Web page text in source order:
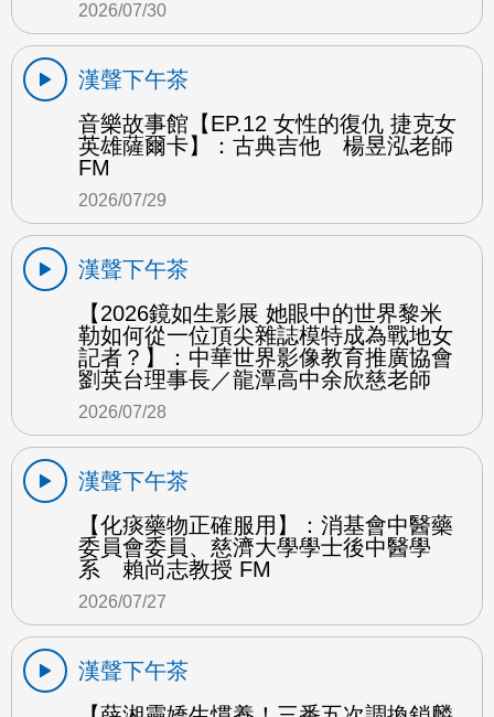
2026/07/30
漢聲下午茶
音樂故事館【EP.12 女性的復仇 捷克女
英雄薩爾卡】：古典吉他 楊昱泓老師
FM
2026/07/29
漢聲下午茶
【2026鏡如生影展 她眼中的世界黎米
勒如何從一位頂尖雜誌模特成為戰地女
記者？】：中華世界影像教育推廣協會
劉英台理事長／龍潭高中余欣慈老師
2026/07/28
漢聲下午茶
【化痰藥物正確服用】：消基會中醫藥
委員會委員、慈濟大學學士後中醫學
系 賴尚志教授 FM
2026/07/27
漢聲下午茶